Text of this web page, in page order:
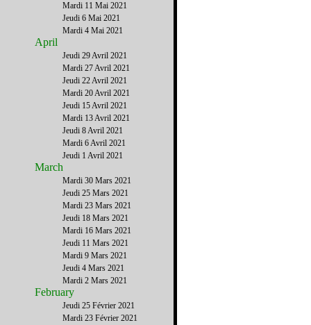
Mardi 11 Mai 2021
Jeudi 6 Mai 2021
Mardi 4 Mai 2021
April
Jeudi 29 Avril 2021
Mardi 27 Avril 2021
Jeudi 22 Avril 2021
Mardi 20 Avril 2021
Jeudi 15 Avril 2021
Mardi 13 Avril 2021
Jeudi 8 Avril 2021
Mardi 6 Avril 2021
Jeudi 1 Avril 2021
March
Mardi 30 Mars 2021
Jeudi 25 Mars 2021
Mardi 23 Mars 2021
Jeudi 18 Mars 2021
Mardi 16 Mars 2021
Jeudi 11 Mars 2021
Mardi 9 Mars 2021
Jeudi 4 Mars 2021
Mardi 2 Mars 2021
February
Jeudi 25 Février 2021
Mardi 23 Février 2021